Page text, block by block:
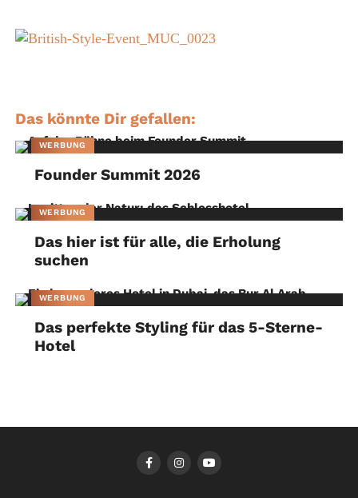
Das könnte Dir gefallen:
WERBUNG
Founder Summit 2026
WERBUNG
Das hier ist für alle, die Erholung
suchen
WERBUNG
Das perfekte Styling für das 5-Sterne-
Hotel